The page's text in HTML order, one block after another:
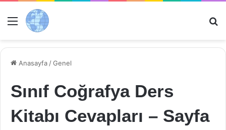
Menü
Anasayfa /Genel
Sınıf Coğrafya Ders
Kitabı Cevapları – Sayfa